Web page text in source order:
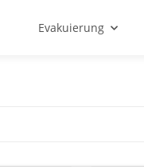
Evakuierung